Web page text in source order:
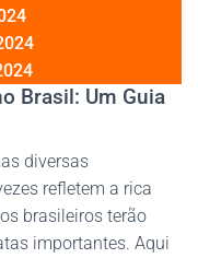
Brasil: Um Guia
diversas
refletem a rica
brasileiros terão
importantes. Aqui